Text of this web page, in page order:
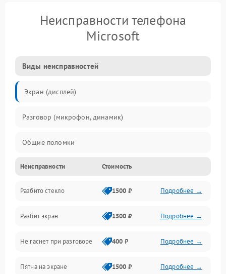
Неисправности телефона
Microsoft
Виды неисправностей
Экран (дисплей)
Разговор (микрофон, динамик)
Общие поломки
Проблемы связи
Камеры
Проблемы с дисплеем и сенсором
Зарядка
Проблемы с питанием, зарядкой и аккумулятором
Неисправности Стоимость
Разбито стекло 1500 ₽ Подробнее →
Разбит экран 1500 ₽ Подробнее →
Не гаснет при разговоре 400 ₽ Подробнее →
Пятна на экране 1500 ₽ Подробнее →